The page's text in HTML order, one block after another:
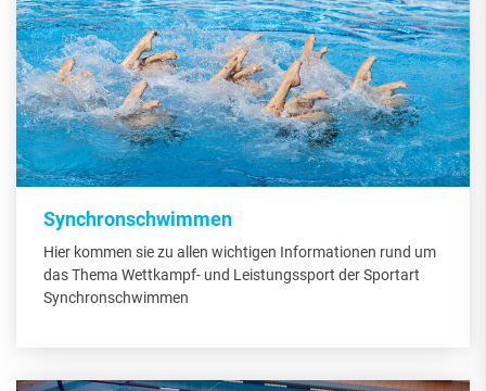
Synchronschwimmen
Hier kommen sie zu allen wichtigen Informationen rund um
das Thema Wettkampf- und Leistungssport der Sportart
Synchronschwimmen